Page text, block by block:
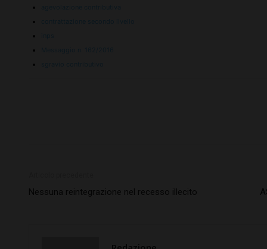
Nessuna reintegrazione nel recesso illecito